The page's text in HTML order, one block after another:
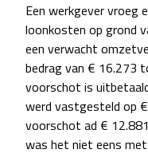
Een werkgever vroeg
loonkosten op grond
een verwacht
bedrag van € 16.273
voorschot is
werd vastgesteld op
voorschot ad €
was het niet eens